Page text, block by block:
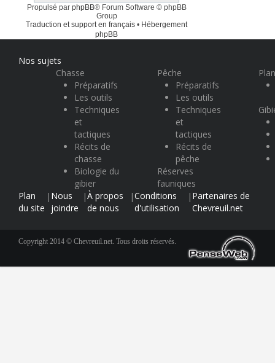
Propulsé par phpBB® Forum Software © phpBB
Group
Traduction et support en français • Hébergement
phpBB
Nos sujets
Chasse
Préparatifs
Les outils
Techniques
et
tactiques
Récits de
chasse
Biologie du
gibier
Pêche
Préparatifs
Les outils
Techniques
et
tactiques
Récits de
pêche
Réserves
fauniques
Plan
du site
| Nous
joindre
|À propos
de nous
|Conditions
d'utilisation
| Partenaires de
Chevreuil.net
Copyright 2014 © Chevreuil.net. Tous droits réservés.